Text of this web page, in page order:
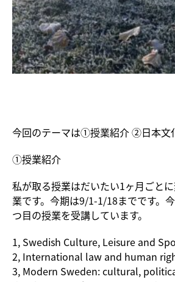
今回のテーマは①授業紹介 ②日本文
①授業紹介
私が取る授業はだいたい1ヶ月ごと
業です。今期は9/1-1/18までです。
つ目の授業を受講しています。
1, Swedish Culture, Leisure and
2, International law and human
3, Modern Sweden: cultural,